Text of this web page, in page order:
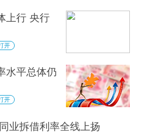
上行 央行
开
水平总体仍
开
业拆借利率全线上扬